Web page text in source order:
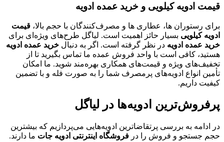
قیمت ادویه کیلویی و خرید عمده ادویه
برای رستوران‌ ها، عطاری‌ ها و مصرف‌کنندگان با حجم بالا، قیمت
ادویه کیلویی بسیار حائز اهمیت است. لیاگل طرح‌های ویژه‌ای برای
خرید عمده ادویه در نظر گرفته است. اگر به دنبال خرید عمده ادویه
هستید، کافی است با واحد فروش عمده ما تماس بگیرید تا از
تخفیف‌های ویژه و قیمت‌های همکاری بهره‌مند شوید. ما امکان
تأمین انواع ادویه‌های پرمصرف شما را به صورت فله و با تضمین
کیفیت داریم.
پرفروش‌ترین ادویه‌ها در لیاگل
در ادامه به بررسی پرتقاضاترین ادویه‌هایی می‌پردازیم که بیشترین
حجم جستجو و فروش را در فروشگاه اینترنتی ادویه جات ما دارند.